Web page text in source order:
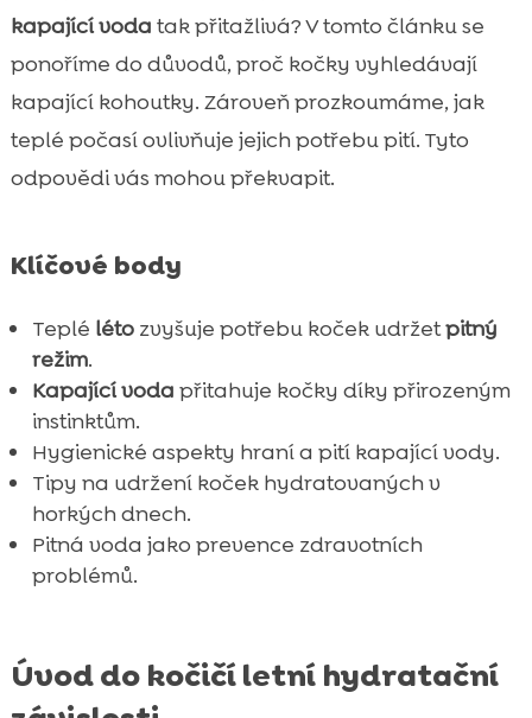
kapající vodu
Hygienické aspekty pití kapající vody
Proč je pro kočku léto kapající kohoutek
atraktivní?
Letní tipy pro udržení koček
hydratovaných
vodou
kohoutky
 Kapající kohoutek jako prevence
zdravotních problémů
 CricksyCat: Nejlepší výběr krmiva pro vaše
kočky

Kočky a jejich přirozená touha po kapající
vodě
Alternativní metody hydratace koček v létě
 Závěr
FAQ
kapající voda tak přitažlivá? V tomto článku se
ponoříme do důvodů, proč kočky vyhledávají
kapající kohoutky. Zároveň prozkoumáme, jak
teplé počasí ovlivňuje jejich potřebu pití. Tyto
odpovědi vás mohou překvapit.
Klíčové body
Teplé létozvyšuje potřebu koček udržetpitný
režim.
Kapající voda přitahuje kočky díky přirozeným
instinktům.
Hygienické aspekty hraní a pití kapající vody.
Tipy na udržení koček hydratovaných v
horkých dnech.
Pitná voda jako prevence zdravotních
problémů.
Úvod do kočičí letní hydratační